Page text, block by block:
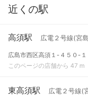
近くの駅
高須駅 広電２号線(宮
広島市西区高須１-４５０-１
このページの店舗から 47 m
東高須駅 広電２号線(